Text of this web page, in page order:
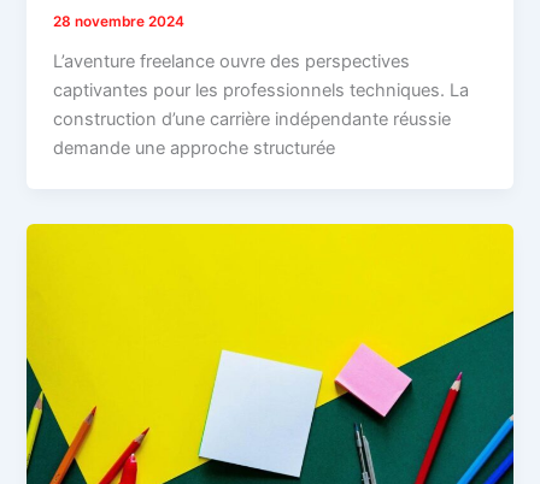
28 novembre 2024
L’aventure freelance ouvre des perspectives
captivantes pour les professionnels techniques. La
construction d’une carrière indépendante réussie
demande une approche structurée